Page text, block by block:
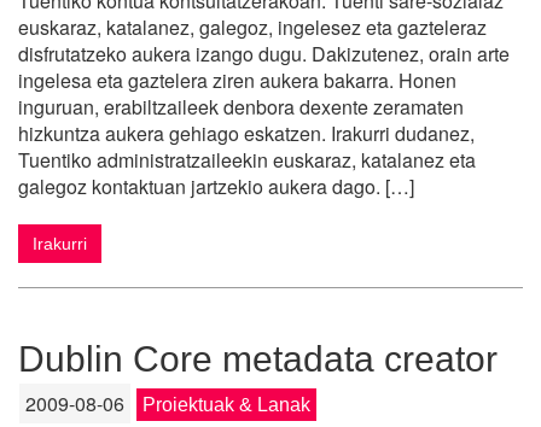
euskaraz, katalanez, galegoz, ingelesez eta gazteleraz
disfrutatzeko aukera izango dugu. Dakizutenez, orain arte
ingelesa eta gaztelera ziren aukera bakarra. Honen
inguruan, erabiltzaileek denbora dexente zeramaten
hizkuntza aukera gehiago eskatzen. Irakurri dudanez,
Tuentiko administratzaileekin euskaraz, katalanez eta
galegoz kontaktuan jartzekio aukera dago. […]
Irakurri
Dublin Core metadata creator
2009-08-06 Proiektuak & Lanak